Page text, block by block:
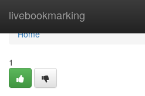
livebookmarking
Home
Home
1